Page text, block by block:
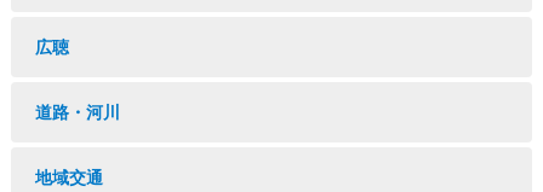
広聴
道路・河川
地域交通